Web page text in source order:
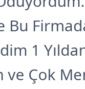
Bu
1
ve Çok